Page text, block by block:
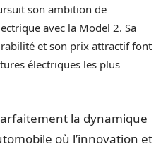
son ambition de
avec la Model 2. Sa
et son prix attractif font
électriques les plus
la dynamique
où l’innovation et